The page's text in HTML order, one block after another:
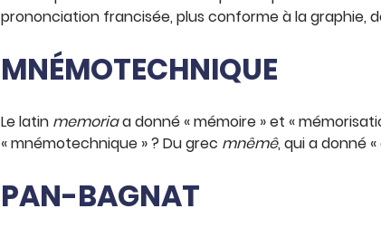
prononciation francisée, plus conforme à la graphie,
MNÉMOTECHNIQUE
Le latin memoriaa donné « mémoire » et «
« mnémotechnique » ? Du grec mnêmê, qui a donné
PAN-BAGNAT